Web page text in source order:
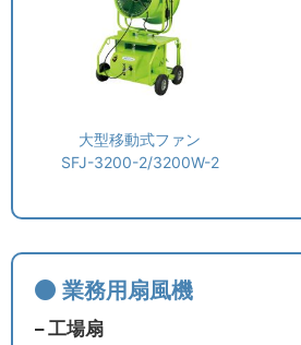
大型移動式ファン
SFJ-3200-2/3200W-2
業務用扇風機
– 工場扇